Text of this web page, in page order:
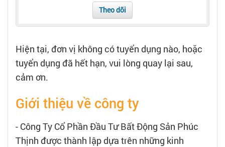
Bạn cần tuyển người
Nhà tuyển dụng
Theo dõi
Hiện tại, đơn vị không có tuyển dụng nào, hoặc
tuyển dụng đã hết hạn, vui lòng quay lại sau,
cảm ơn.
Giới thiệu về công ty
- Công Ty Cổ Phần Đầu Tư Bất Động Sản Phúc
Thịnh được thành lập dựa trên những kinh